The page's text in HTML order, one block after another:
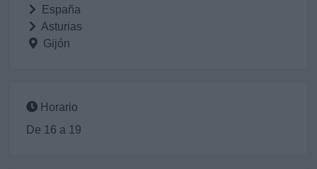
España
Asturias
Gijón
Horario
De 16 a 19